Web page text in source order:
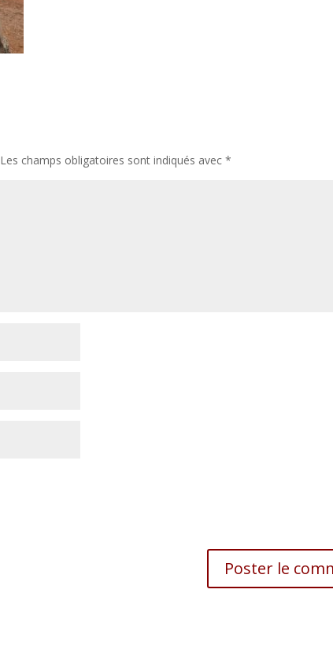
Les champs obligatoires sont indiqués avec*